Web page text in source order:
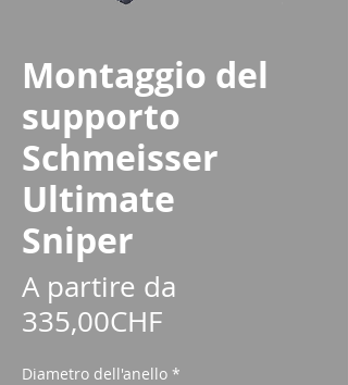
Montaggio del
supporto
Schmeisser
Ultimate
Sniper
A partire da
335,00CHFPrezzo
Diametro dell'anello *